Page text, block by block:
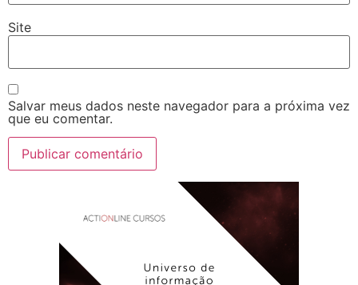
Site
Salvar meus dados neste navegador para a próxima vez
que eu comentar.